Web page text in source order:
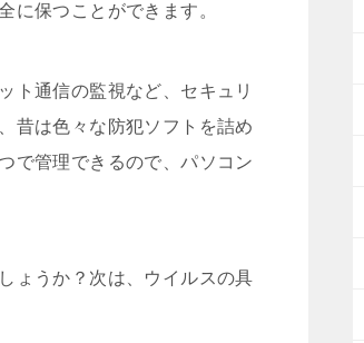
に保つことができます。
ト通信の監視など、セキュリ
昔は色々な防犯ソフトを詰め
で管理できるので、パソコン
ょうか？次は、ウイルスの具